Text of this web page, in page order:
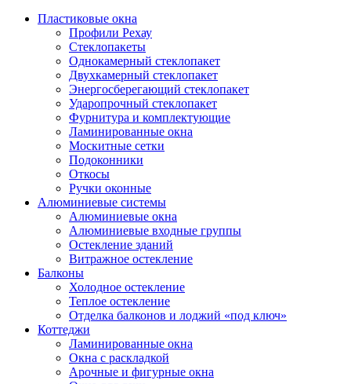
Пластиковые окна
Профили Рехау
Стеклопакеты
Однокамерный стеклопакет
Двухкамерный стеклопакет
Энергосберегающий стеклопакет
Ударопрочный стеклопакет
Фурнитура и комплектующие
Ламинированные окна
Москитные сетки
Подоконники
Откосы
Ручки оконные
Алюминиевые системы
Алюминиевые окна
Алюминиевые входные группы
Остекление зданий
Витражное остекление
Балконы
Холодное остекление
Теплое остекление
Отделка балконов и лоджий «под ключ»
Коттеджи
Ламинированные окна
Окна с раскладкой
Арочные и фигурные окна